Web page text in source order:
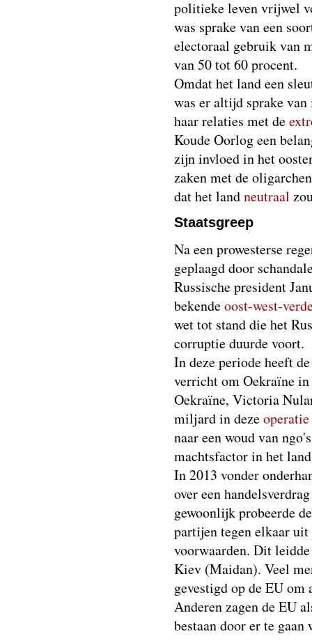
politieke leven vrijwel
was sprake van een
electoraal gebruik van
van 50 tot 60 procent.
Omdat het land een
was er altijd sprake
haar relaties met de
Koude Oorlog een
zijn invloed in het
zaken met de
dat het landneutraal
Staatsgreep
Na een prowesterse
geplaagd door
Russische president
bekendeoost-west-
wet tot stand die het
corruptie duurde voort.
In deze periode heeft
verricht om Oekraïne
Oekraïne, Victoria
miljard in dezeoperatie
naar een woud van
machtsfactor in het
In 2013 vonder
over een
gewoonlijk probeerde
partijen tegen elkaar
voorwaarden. Dit
Kiev (Maidan). Veel
gevestigd op de EU
Anderen zagen de EU
bestaan door er te